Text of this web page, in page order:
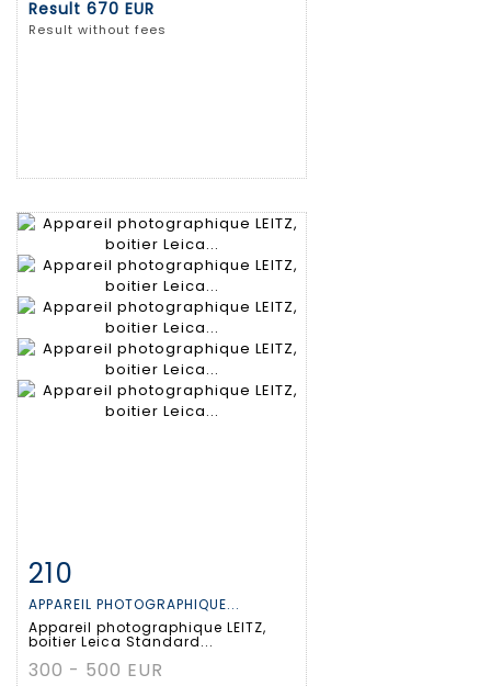
Result 670 EUR
Result without fees
Item detail
210
APPAREIL PHOTOGRAPHIQUE...
Appareil photographique LEITZ,
boitier Leica Standard...
300 - 500 EUR